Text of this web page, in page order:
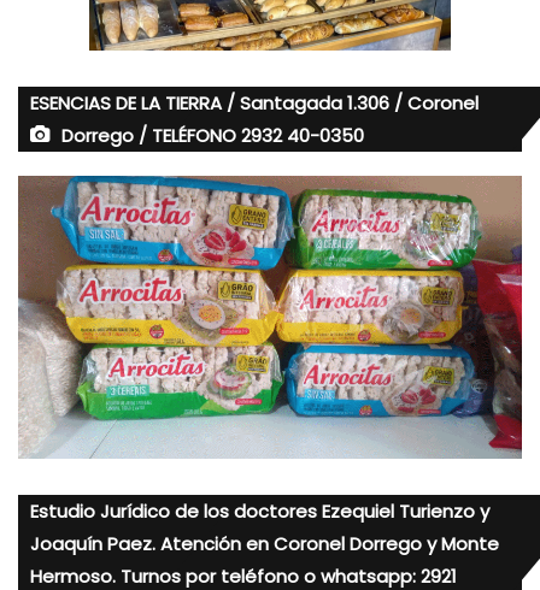
ESENCIAS DE LA TIERRA / Santagada 1.306 / Coronel
Dorrego / TELÉFONO 2932 40-0350
Estudio Jurídico de los doctores Ezequiel Turienzo y
Joaquín Paez. Atención en Coronel Dorrego y Monte
Hermoso. Turnos por teléfono o whatsapp: 2921